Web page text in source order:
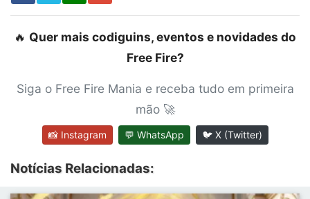
🔥 Quer mais codiguins, eventos e novidades do
Free Fire?
Siga o Free Fire Mania e receba tudo em primeira
mão 🚀
📸 Instagram 💬 WhatsApp 🐦 X (Twitter)
Notícias Relacionadas: